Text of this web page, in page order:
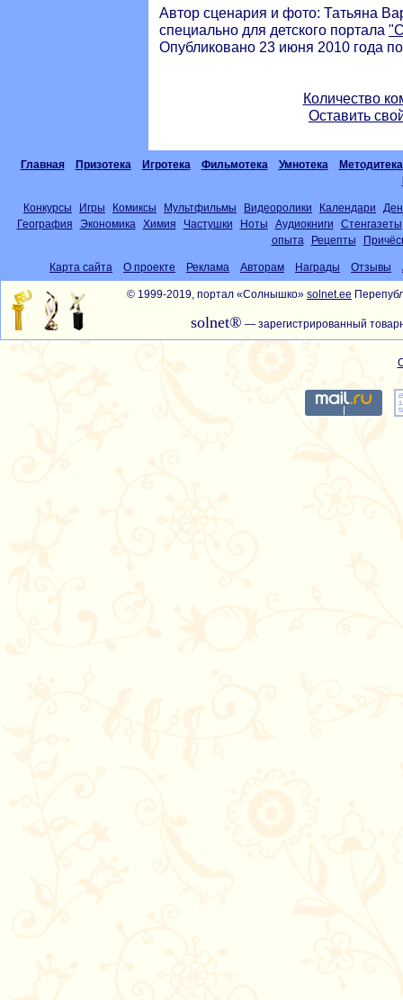
Автор сценария и фото: Татьяна
специально для детского портала
Опубликовано 23 июня 2010 года
Количество
Оставить
Главная Призотека Игротека Фильмотека Умнотека
Методитека
Конкурсы Игры Комиксы Мультфильмы Видеоролики Календари
География
Экономика Химия Частушки Ноты Аудиокниги
Стенгазеты
опыта
Рецепты
Карта сайта О проекте Реклама Авторам Награды Отзывы
© 1999-2019, портал «Солнышко» solnet.ee
solnet® — зарегистрированный